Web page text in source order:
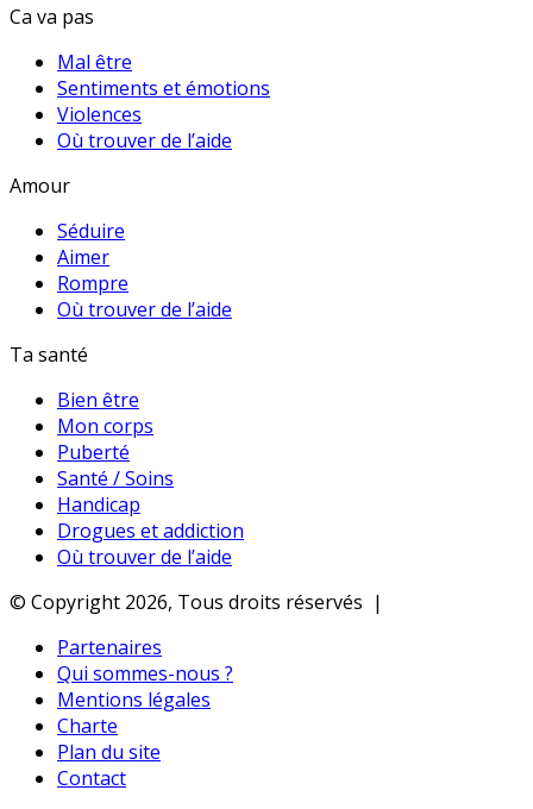
Ca va pas
Mal être
Sentiments et émotions
Violences
Où trouver de l’aide
Amour
Séduire
Aimer
Rompre
Où trouver de l’aide
Ta santé
Bien être
Mon corps
Puberté
Santé / Soins
Handicap
Drogues et addiction
Où trouver de l’aide
© Copyright 2026, Tous droits réservés |
Partenaires
Qui sommes-nous ?
Mentions légales
Charte
Plan du site
Contact